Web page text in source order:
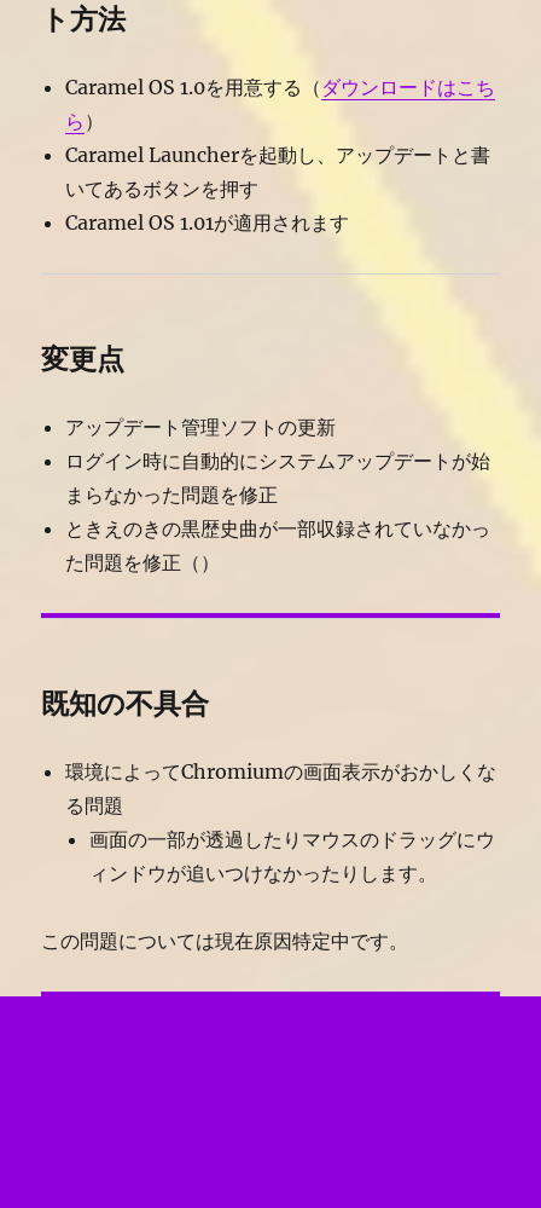
ト方法
Caramel OS 1.0を用意する（ ダウンロードはこち
ら ）
Caramel Launcherを起動し、アップデートと書
いてあるボタンを押す
Caramel OS 1.01が適用されます
変更点
アップデート管理ソフトの更新
ログイン時に自動的にシステムアップデートが始
まらなかった問題を修正
ときえのきの黒歴史曲が一部収録されていなかっ
た問題を修正（）
既知の不具合
環境によってChromiumの画面表示がおかしくな
る問題
画面の一部が透過したりマウスのドラッグにウ
ィンドウが追いつけなかったりします。
この問題については現在原因特定中です。